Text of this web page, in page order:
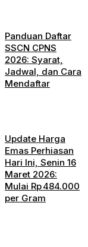
Panduan Daftar
SSCN CPNS
2026: Syarat,
Jadwal, dan Cara
Mendaftar
Update Harga
Emas Perhiasan
Hari Ini, Senin 16
Maret 2026:
Mulai Rp 484.000
per Gram